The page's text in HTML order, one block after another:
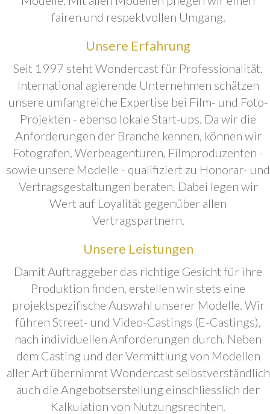
fairen und respektvollen Umgang.
Unsere Erfahrung
Seit 1997 steht Wondercast für Professionalität.
International agierende Unternehmen schätzen
unsere umfangreiche Expertise bei Film- und Foto-
Projekten - ebenso lokale Start-ups. Da wir die
Anforderungen der Branche kennen, können wir
Fotografen, Werbeagenturen, Filmproduzenten -
sowie unsere Modelle - qualifiziert zu Honorar- und
Vertragsgestaltungen beraten. Dabei legen wir
Wert auf Loyalität gegenüber allen
Vertragspartnern.
Unsere Leistungen
Damit Auftraggeber das richtige Gesicht für ihre
Produktion finden, erstellen wir stets eine
projektspezifische Auswahl unserer Modelle. Wir
führen Street- und Video-Castings (E-Castings),
nach individuellen Anforderungen durch. Neben
dem Casting und der Vermittlung von Modellen
aller Art übernimmt Wondercast selbstverständlich
auch die Angebotserstellung einschliesslich der
Kalkulation von Nutzungsrechten.